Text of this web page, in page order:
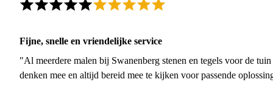
Fijne, snelle en vriendelijke service
"Al meerdere malen bij Swanenberg stenen en tegels voor de
denken mee en altijd bereid mee te kijken voor passende